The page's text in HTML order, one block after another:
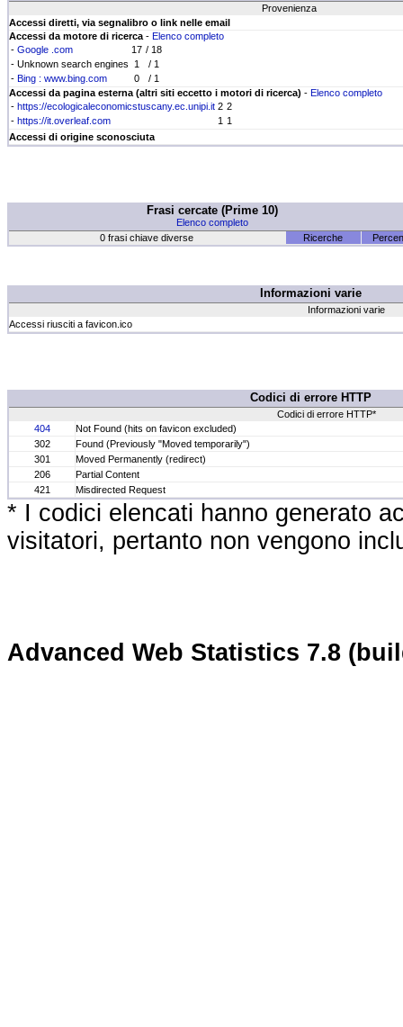
Provenienza
Accessi diretti, via segnalibro o link nelle email
Accessi da motore di ricerca - Elenco completo
- Google .com 17 / 18
- Unknown search engines
1
/ 1
- Bing : www.bing.com 0
/ 1
Accessi da pagina esterna (altri siti eccetto i motori di ricerca) - Elenco completo
- https://ecologicaleconomicstuscany.ec.unipi.it 2 2
- https://it.overleaf.com 1 1
Accessi di origine sconosciuta
Frasi cercate (Prime 10)
Elenco completo
0 frasi chiave diverse
Ricerche
Informazioni varie
Informazioni varie
Accessi riusciti a favicon.ico
Codici di errore HTTP
Codici di errore HTTP*
404
Not Found (hits on favicon excluded)
302
Found (Previously "Moved temporarily")
301
Moved Permanently (redirect)
206
Partial Content
421
Misdirected Request
* I codici elencati hanno generato
visitatori, pertanto non vengono
Advanced Web Statistics 7.8